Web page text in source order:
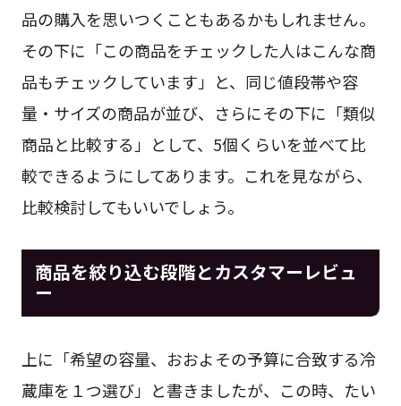
品の購入を思いつくこともあるかもしれません。
その下に「この商品をチェックした人はこんな商
品もチェックしています」と、同じ値段帯や容
量・サイズの商品が並び、さらにその下に「類似
商品と比較する」として、5個くらいを並べて比
較できるようにしてあります。これを見ながら、
比較検討してもいいでしょう。
商品を絞り込む段階とカスタマーレビュ
ー
上に「希望の容量、おおよその予算に合致する冷
蔵庫を１つ選び」と書きましたが、この時、たい